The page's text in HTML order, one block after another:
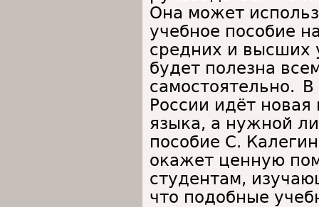
Она может
учебное пособие
средних и высших
будет полезна
самостоятельно. В
России идёт
языка, а нужной
пособие С.
окажет ценную
студентам,
что подобные